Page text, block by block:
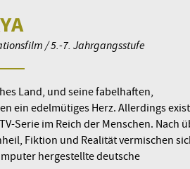
/ 5.-7. Jahrgangsstufe
Land, und seine fabelhaften,
ein edelmütiges Herz. Allerdings
Serie im Reich der Menschen. Nach
Fiktion und Realität vermischen
hergestellte deutsche